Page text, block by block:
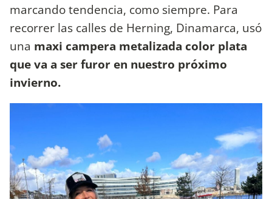
marcando tendencia, como siempre. Para
recorrer las calles de Herning, Dinamarca, usó
una maxi campera metalizada color plata
que va a ser furor en nuestro próximo
invierno.